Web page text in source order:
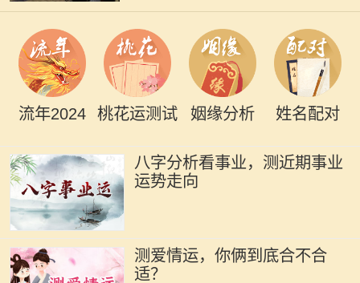
流年2024 桃花运测试 姻缘分析 姓名配对
八字分析看事业，测近期事业
运势走向
测爱情运，你俩到底合不合
适？